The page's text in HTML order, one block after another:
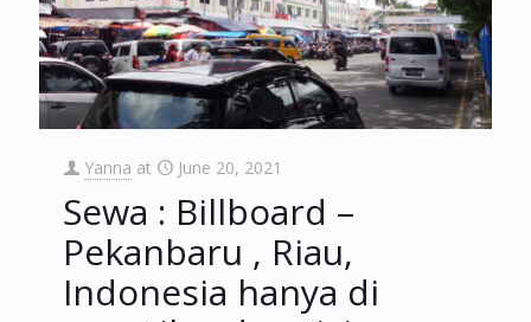
Yanna at June 20, 2021
Sewa : Billboard –
Pekanbaru , Riau,
Indonesia hanya di